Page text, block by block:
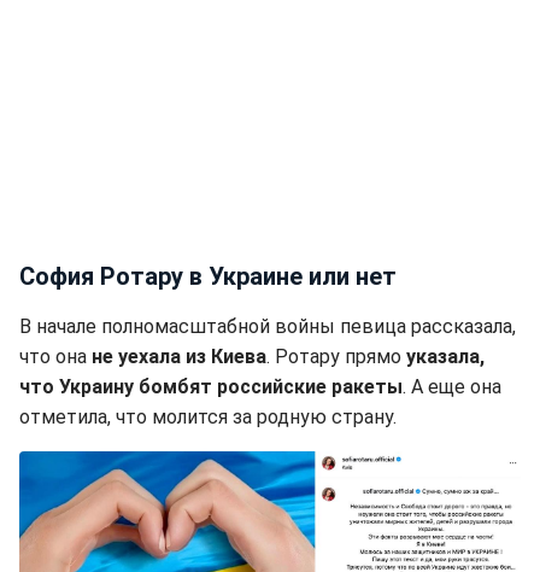
София Ротару в Украине или нет
В начале полномасштабной войны певица рассказала,
что она не уехала из Киева. Ротару прямо указала,
что Украину бомбят российские ракеты. А еще она
отметила, что молится за родную страну.